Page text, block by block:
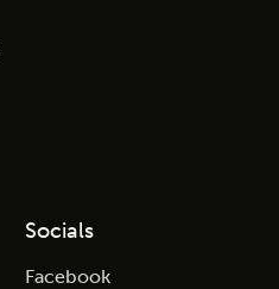
Socials
Facebook